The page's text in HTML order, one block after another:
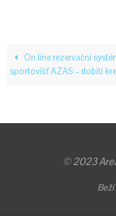
On line rezervační
sportovišť AZAS – dobití
© 2023